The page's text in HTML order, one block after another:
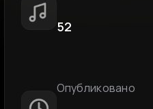
52
Опубликовано